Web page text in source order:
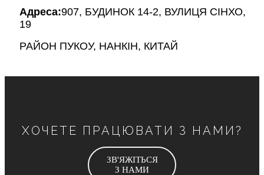
Адреса:907, БУДИНОК 14-2, ВУЛИЦЯ СІНХО,
19
РАЙОН ПУКОУ, НАНКІН, КИТАЙ
ХОЧЕТЕ ПРАЦЮВАТИ З НАМИ?
ЗВ'ЯЖІТЬСЯ
З НАМИ